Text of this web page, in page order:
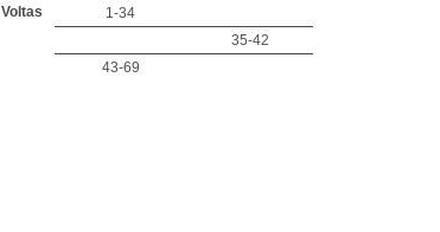
Voltas
1-34
35-42
43-69